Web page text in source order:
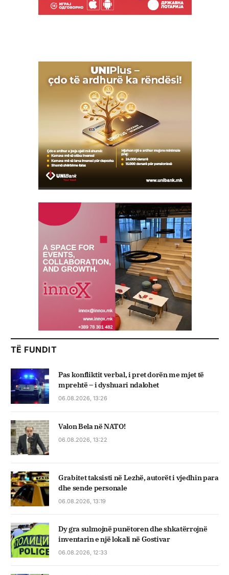
TË FUNDIT
Pas konfliktit verbal, i pret dorën me mjet të
mprehtë – i dyshuari ndalohet
06.08.2026, 13:26
Valon Bela në NATO!
06.08.2026, 13:22
Grabitet taksisti në Lezhë, autorët i vjedhin para
dhe sende personale
06.08.2026, 13:19
Dy gra sulmojnë punëtoren dhe shkatërrojnë
inventarin e një lokali në Gostivar
06.08.2026, 12:33